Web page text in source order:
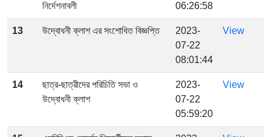
নির্দেশনাবলী
06:26:58
13 উদ্বোধনী ক্লাশ এর সংশোধিত বিজ্ঞপ্তি
2023-
07-22
08:01:44
View
14
ছাত্র-ছাত্রীদের পরিচিতি সভা ও
উদ্বোধনী ক্লাশ
2023-
07-22
05:59:20
View